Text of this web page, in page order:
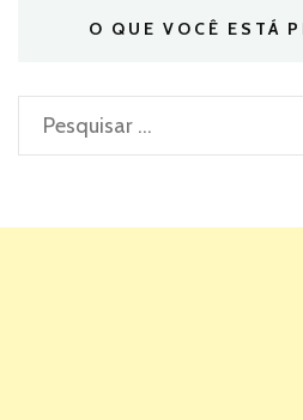
O QUE VOCÊ ESTÁ
Pesquisar
por: